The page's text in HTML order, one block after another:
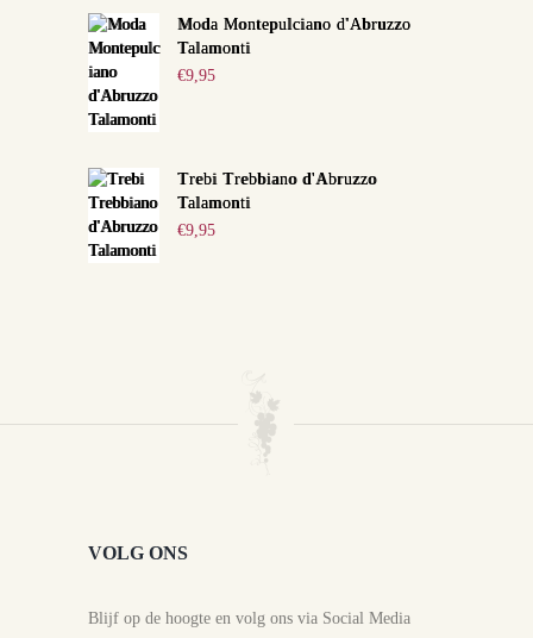
Moda Montepulciano d'Abruzzo
Talamonti
€9,95
Trebi Trebbiano d'Abruzzo
Talamonti
€9,95
VOLG ONS
Blijf op de hoogte en volg ons via Social Media